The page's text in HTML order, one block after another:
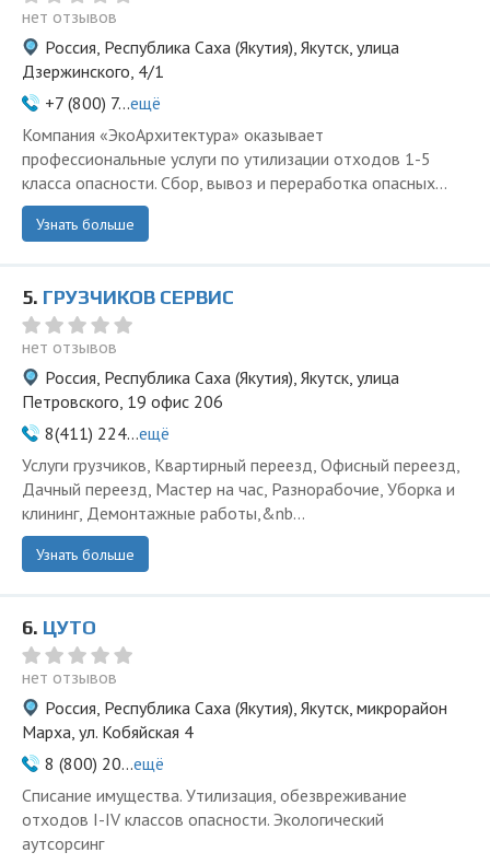
нет отзывов
Россия, Республика Саха (Якутия), Якутск, улица
Дзержинского, 4/1
+7 (800) 7...ещё
Компания «ЭкоАрхитектура» оказывает
профессиональные услуги по утилизации отходов 1-5
класса опасности. Сбор, вывоз и переработка опасных...
Узнать больше
5. ГРУЗЧИКОВ СЕРВИС
нет отзывов
Россия, Республика Саха (Якутия), Якутск, улица
Петровского, 19 офис 206
8(411) 224...ещё
Услуги грузчиков, Квартирный переезд, Офисный переезд,
Дачный переезд, Мастер на час, Разнорабочие, Уборка и
клининг, Демонтажные работы,&nb...
Узнать больше
6. ЦУТО
нет отзывов
Россия, Республика Саха (Якутия), Якутск, микрорайон
Марха, ул. Кобяйская 4
8 (800) 20...ещё
Списание имущества. Утилизация, обезвреживание
отходов I-IV классов опасности. Экологический
аутсорсинг